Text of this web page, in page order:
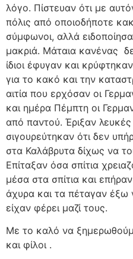
λόγο. Πίστευαν ότι με
πόλις από οποιοδήποτε
σύμφωνοι, αλλά
μακριά. Μάταια κανένας
ίδιοι έφυγαν και
για το κακό και την
αιτία που ερχόσαν οι
και ημέρα Πέμπτη οι
από παντού. Έριξαν
σιγουρεύτηκαν ότι δεν
στα Καλάβρυτα δίχως να
Επίταξαν όσα σπίτια
μέσα στα σπίτια και
άχυρα και τα πέταγαν έξω
είχαν φέρει μαζί τους.
Με το καλό να
και φίλοι .